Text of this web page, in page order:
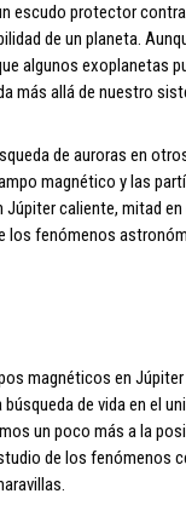
escudo protector
de un planeta.
algunos exoplanetas
más allá de nuestro
de auroras en
magnético y las
caliente, mitad
los fenómenos
magnéticos en
de vida en el
un poco más a la
de los fenómenos